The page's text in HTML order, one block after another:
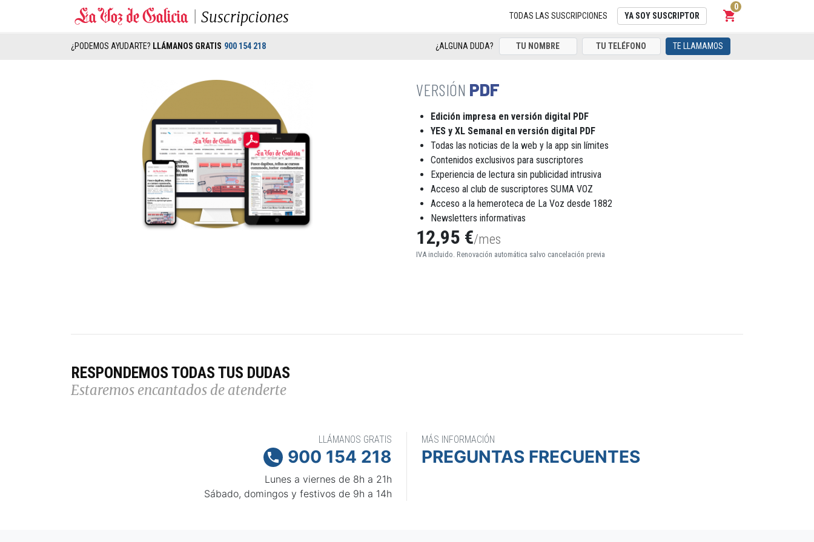
Suscripciones TODAS LAS SUSCRIPCIONES YA SOY SUSCRIPTOR shopping_cart
Carrito
0
¿PODEMOS AYUDARTE? LLÁMANOS GRATIS 900 154 218 ¿ALGUNA DUDA? TE LLAMAMOS
PDF
Edición impresa en versión digital PDF
YES y XL Semanal en versión digital PDF
Todas las noticias de la web y la app sin límites
Contenidos exclusivos para suscriptores
Experiencia de lectura sin publicidad intrusiva
Acceso al club de suscriptores SUMA VOZ
Acceso a la hemeroteca de La Voz desde 1882
Newsletters informativas
12,95 €/mes
IVA incluido. Renovación automática salvo cancelación previa
RESPONDEMOS TODAS TUS DUDAS
Estaremos encantados de atenderte
LLÁMANOS GRATIS
 900 154 218
Lunes a viernes de 8h a 21h
Sábado, domingos y festivos de 9h a 14h
MÁS INFORMACIÓN
PREGUNTAS FRECUENTES